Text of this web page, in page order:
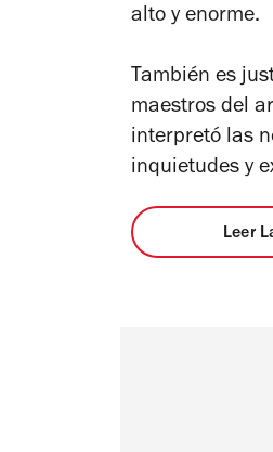
alto y enorme.
También es
maestros del
interpretó las
inquietudes y
Leer